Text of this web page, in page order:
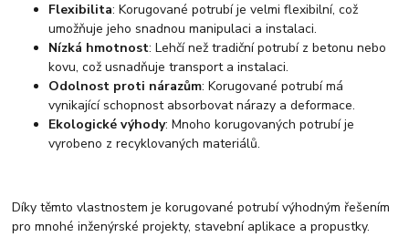
Flexibilita: Korugované potrubí je velmi flexibilní, což
umožňuje jeho snadnou manipulaci a instalaci.
Nízká hmotnost: Lehčí než tradiční potrubí z betonu nebo
kovu, což usnadňuje transport a instalaci.
Odolnost proti nárazům: Korugované potrubí má
vynikající schopnost absorbovat nárazy a deformace.
Ekologické výhody: Mnoho korugovaných potrubí je
vyrobeno z recyklovaných materiálů.
Díky těmto vlastnostem je korugované potrubí výhodným řešením
pro mnohé inženýrské projekty, stavební aplikace a propustky.